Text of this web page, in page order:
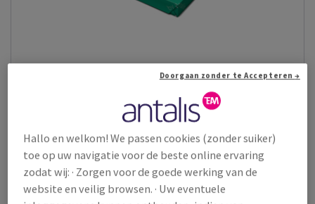
Curious Skin is een creatief papier met een satijnglad oppervlak
Bekijk producten (17)
Hallo en welkom! We passen cookies (zonder suiker)
toe op uw navigatie voor de beste online ervaring
zodat wij: · Zorgen voor de goede werking van de
website en veilig browsen. · Uw eventuele
Doorgaan zonder te Accepteren →